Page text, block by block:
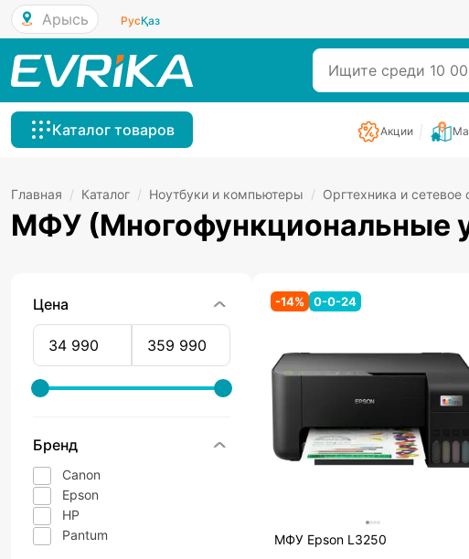
Арысь РусҚаз
Каталог товаров Акции
Главная / Каталог / Ноутбуки и компьютеры / Оргтехника и сетевое
МФУ (Многофункциональные
Цена
Бренд
Canon
Epson
HP
Pantum
-14% 0-0-24
МФУ Epson L3250